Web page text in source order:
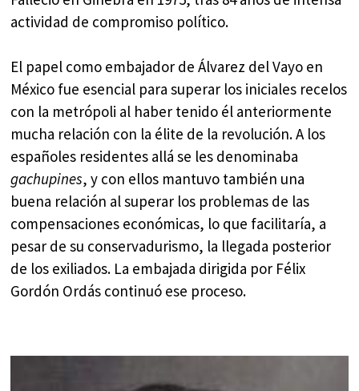
actividad de compromiso político.
El papel como embajador de Álvarez del Vayo en
México fue esencial para superar los iniciales recelos
con la metrópoli al haber tenido él anteriormente
mucha relación con la élite de la revolución. A los
españoles residentes allá se les denominaba
gachupines, y con ellos mantuvo también una
buena relación al superar los problemas de las
compensaciones económicas, lo que facilitaría, a
pesar de su conservadurismo, la llegada posterior
de los exiliados. La embajada dirigida por Félix
Gordón Ordás continuó ese proceso.